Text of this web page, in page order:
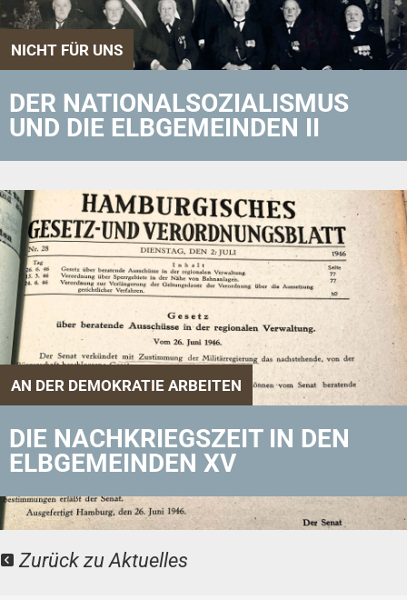
NICHT FÜR UNS
DER NATIONALSOZIALISMUS
UND DIE ELBGEMEINDEN II
AN DER DEMOKRATIE ARBEITEN
DIE NACHKRIEGSZEIT IN DEN
ELBGEMEINDEN XV
Zurück zu Aktuelles